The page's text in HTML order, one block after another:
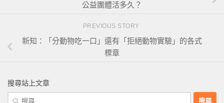
公益團體活多久？
PREVIOUS STORY
新知：「分動物吃一口」還有「拒絕動物實驗」的各式
標章
搜尋站上文章
搜